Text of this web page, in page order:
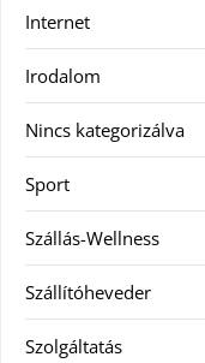
Internet
Irodalom
Nincs kategorizálva
Sport
Szállás-Wellness
Szállítóheveder
Szolgáltatás